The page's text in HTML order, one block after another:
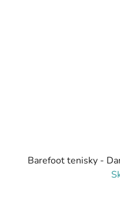
Barefoot tenisky -